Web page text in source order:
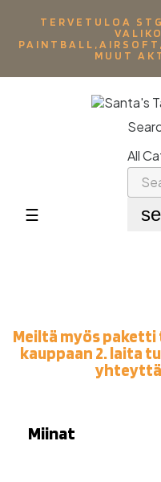
TERVETULOA
MUUT
Toggle
☰
All
Meiltä myös
kauppaan 2. laita
Miinat